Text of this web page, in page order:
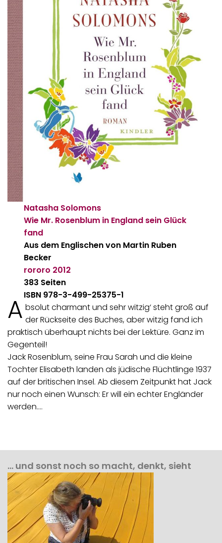
Natasha Solomons
Wie Mr. Rosenblum in England sein Glück
fand
Aus dem Englischen von Martin Ruben
Becker
rororo 2012
383 Seiten
ISBN 978-3-499-25375-1
A bsolut charmant und sehr witzig‘ steht groß auf
der Rückseite des Buches, aber witzig fand ich
praktisch überhaupt nichts bei der Lektüre. Ganz im
Gegenteil!
Jack Rosenblum, seine Frau Sarah und die kleine
Tochter Elisabeth landen als jüdische Flüchtlinge 1937
auf der britischen Insel. Ab diesem Zeitpunkt hat Jack
nur noch einen Wunsch: Er will ein echter Engländer
werden.…
… und sonst noch so macht, denkt, sieht